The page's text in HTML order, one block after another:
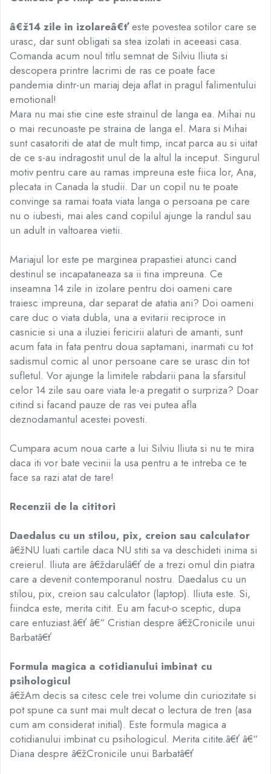
Lecturi Scolare
Lumea Copilariei
Ma pregatesc pentru scoala
Manuale - Carte Scolara
Clasa a II-a
Clasa a III-a
Clasa a IV-a
Clasa a V-a
Clasa a VI-a
Clasa a VII-a
Clasa a VIII-a
Clasa I
Clasa pregatitoare
Povesti
Povesti ilustrate
Povesti - Basme - Legende
Realitatea Augmentata
Religie pentru copii
ScienceConnection
TP ROLL
â€ž14 zile in izolareâ€ťeste povestea sotilor care se
urasc, dar sunt obligati sa stea izolati in aceeasi casa.
Comanda acum noul titlu semnat de Silviu Iliuta si
descopera printre lacrimi de ras ce poate face
pandemia dintr-un mariaj deja aflat in pragul falimentului
emotional!
Mara nu mai stie cine este strainul de langa ea. Mihai nu
o mai recunoaste pe straina de langa el. Mara si Mihai
sunt casatoriti de atat de mult timp, incat parca au si uitat
de ce s-au indragostit unul de la altul la inceput. Singurul
motiv pentru care au ramas impreuna este fiica lor, Ana,
plecata in Canada la studii. Dar un copil nu te poate
convinge sa ramai toata viata langa o persoana pe care
nu o iubesti, mai ales cand copilul ajunge la randul sau
un adult in valtoarea vietii.
Mariajul lor este pe marginea prapastiei atunci cand
destinul se incapataneaza sa ii tina impreuna. Ce
inseamna 14 zile in izolare pentru doi oameni care
traiesc impreuna, dar separat de atatia ani? Doi oameni
care duc o viata dubla, una a evitarii reciproce in
casnicie si una a iluziei fericirii alaturi de amanti, sunt
acum fata in fata pentru doua saptamani, inarmati cu tot
sadismul comic al unor persoane care se urasc din tot
sufletul. Vor ajunge la limitele rabdarii pana la sfarsitul
celor 14 zile sau oare viata le-a pregatit o surpriza? Doar
citind si facand pauze de ras vei putea afla
deznodamantul acestei povesti.
Cumpara acum noua carte a lui Silviu Iliuta si nu te mira
daca iti vor bate vecinii la usa pentru a te intreba ce te
face sa razi atat de tare!
Recenzii de la cititori
Daedalus cu un stilou, pix, creion sau calculator
â€žNU luati cartile daca NU stiti sa va deschideti inima si
creierul. Iliuta are â€ždarulâ€ť de a trezi omul din piatra
care a devenit contemporanul nostru. Daedalus cu un
stilou, pix, creion sau calculator (laptop). Iliuta este. Si,
fiindca este, merita citit. Eu am facut-o sceptic, dupa
care entuziast.â€ť â€“ Cristian despre â€žCronicile unui
Barbatâ€ť
Formula magica a cotidianului imbinat cu
psihologicul
â€žAm decis sa citesc cele trei volume din curiozitate si
pot spune ca sunt mai mult decat o lectura de tren (asa
cum am considerat initial). Este formula magica a
cotidianului imbinat cu psihologicul. Merita citite.â€ť â€“
Diana despre â€žCronicile unui Barbatâ€ť